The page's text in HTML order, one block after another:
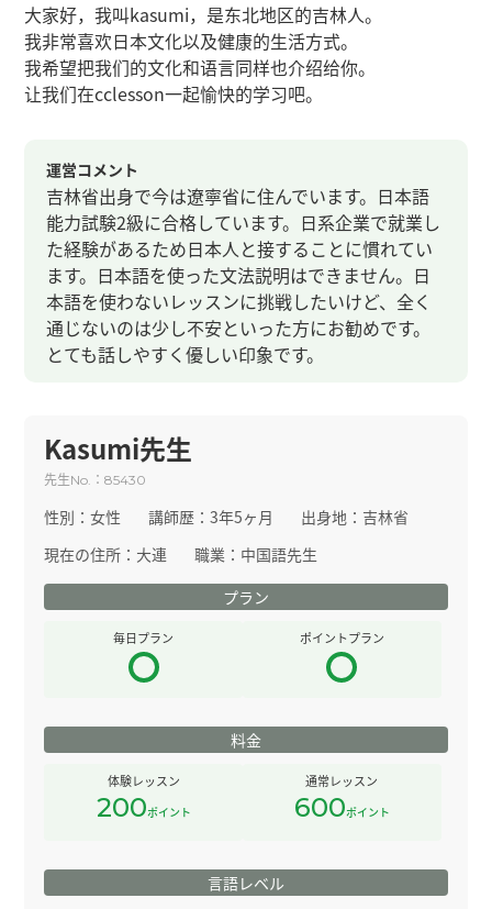
大家好，我叫kasumi，是东北地区的吉林人。
我非常喜欢日本文化以及健康的生活方式。
我希望把我们的文化和语言同样也介绍给你。
让我们在cclesson一起愉快的学习吧。
運営コメント
吉林省出身で今は遼寧省に住んでいます。日本語
能力試験2級に合格しています。日系企業で就業し
た経験があるため日本人と接することに慣れてい
ます。日本語を使った文法説明はできません。日
本語を使わないレッスンに挑戦したいけど、全く
通じないのは少し不安といった方にお勧めです。
とても話しやすく優しい印象です。
Kasumi先生
先生No. ：85430
性別：女性 講師歴：3年5ヶ月 出身地： 吉林省
現在の住所： 大連 職業： 中国語先生
プラン
毎日プラン ポイントプラン
料金
体験レッスン
200ポイント
通常レッスン
600ポイント
言語レベル